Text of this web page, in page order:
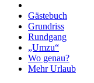
Gästebuch
Grundriss
Rundgang
„Umzu“
Wo genau?
Mehr Urlaub